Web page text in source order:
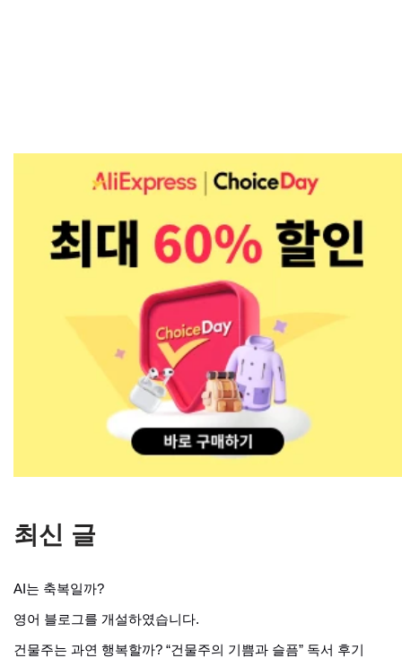
최신 글
AI는 축복일까?
영어 블로그를 개설하였습니다.
건물주는 과연 행복할까? “건물주의 기쁨과 슬픔” 독서 후기